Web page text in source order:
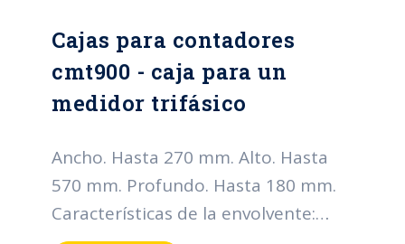
Cajas para contadores
cmt900 - caja para un
medidor trifásico
Ancho. Hasta 270 mm. Alto. Hasta
570 mm. Profundo. Hasta 180 mm.
Características de la envolvente: